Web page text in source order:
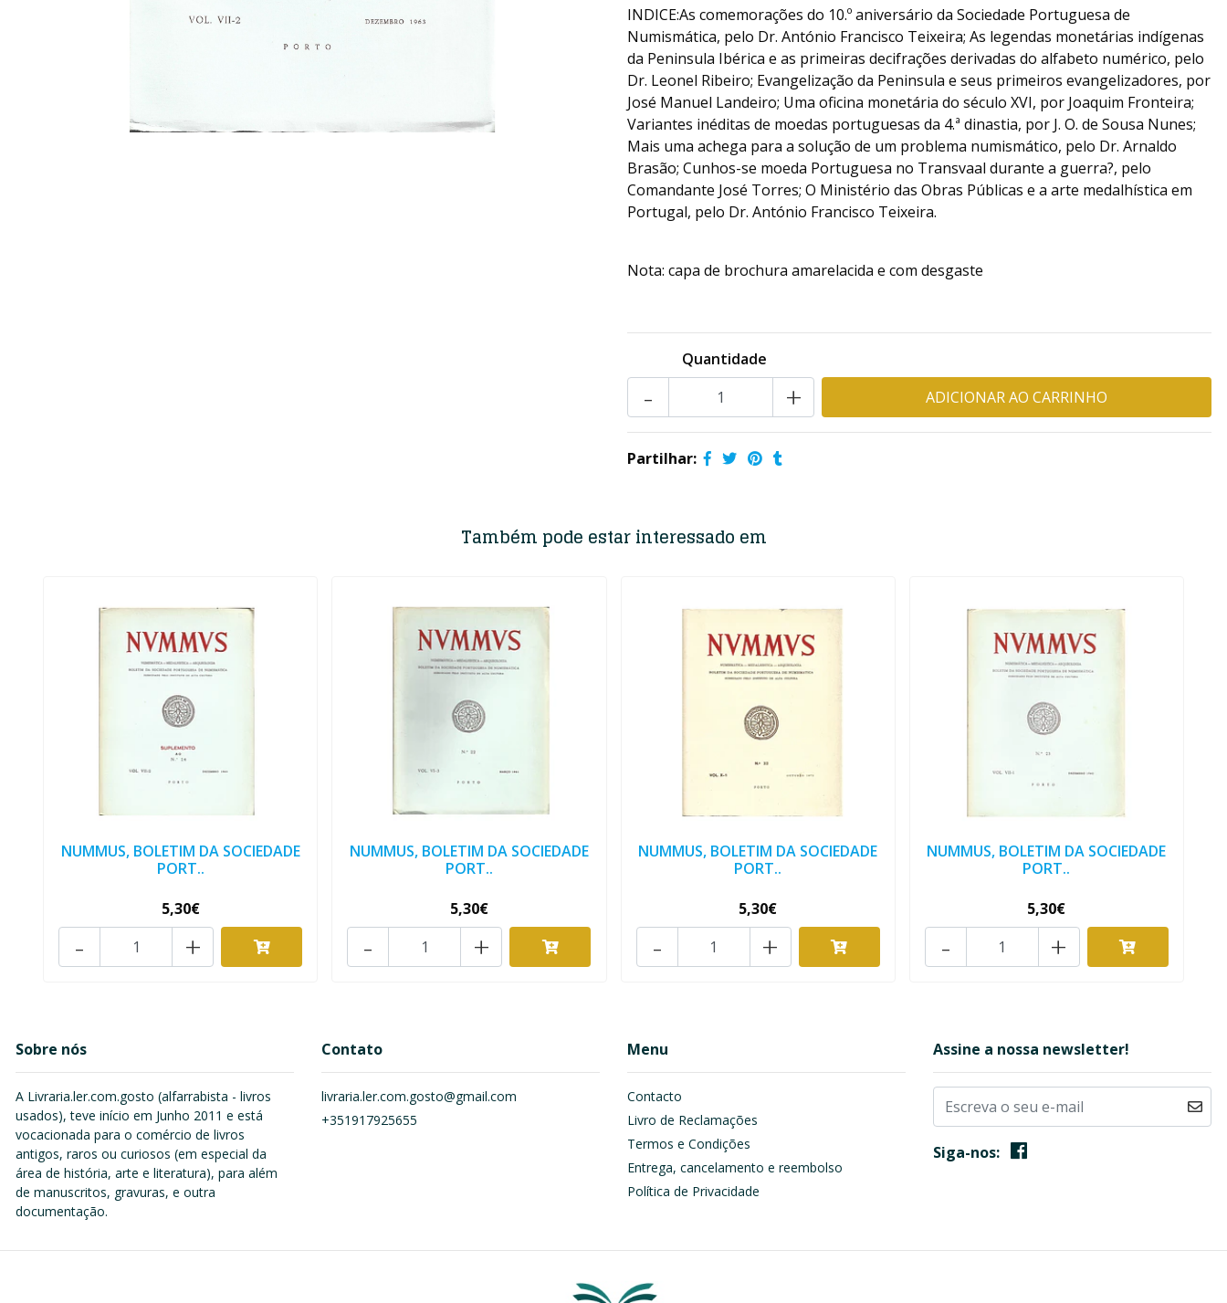
INDICE:As comemorações do 10.º aniversário da Sociedade Portuguesa de
Numismática, pelo Dr. António Francisco Teixeira; As legendas monetárias indígenas
da Peninsula Ibérica e as primeiras decifrações derivadas do alfabeto numérico, pelo
Dr. Leonel Ribeiro; Evangelização da Peninsula e seus primeiros evangelizadores, por
José Manuel Landeiro; Uma oficina monetária do século XVI, por Joaquim Fronteira;
Variantes inéditas de moedas portuguesas da 4.ª dinastia, por J. O. de Sousa Nunes;
Mais uma achega para a solução de um problema numismático, pelo Dr. Arnaldo
Brasão; Cunhos-se moeda Portuguesa no Transvaal durante a guerra?, pelo
Comandante José Torres; O Ministério das Obras Públicas e a arte medalhística em
Portugal, pelo Dr. António Francisco Teixeira.
Nota: capa de brochura amarelacida e com desgaste
Quantidade
+
-
Partilhar:
Também pode estar interessado em
NUMMUS, BOLETIM DA SOCIEDADE
PORT..
5,30€
+
-
NUMMUS, BOLETIM DA SOCIEDADE
PORT..
5,30€
+
-
NUMMUS, BOLETIM DA SOCIEDADE
PORT..
5,30€
+
-
NUMMUS, BOLETIM DA SOCIEDADE
PORT..
5,30€
+
-
Sobre nós
A Livraria.ler.com.gosto (alfarrabista - livros
usados), teve início em Junho 2011 e está
vocacionada para o comércio de livros
antigos, raros ou curiosos (em especial da
área de história, arte e literatura), para além
de manuscritos, gravuras, e outra
documentação.
Contato
livraria.ler.com.gosto@gmail.com
+351917925655
Menu
Contacto
Livro de Reclamações
Termos e Condições
Entrega, cancelamento e reembolso
Política de Privacidade
Assine a nossa newsletter!
Siga-nos: